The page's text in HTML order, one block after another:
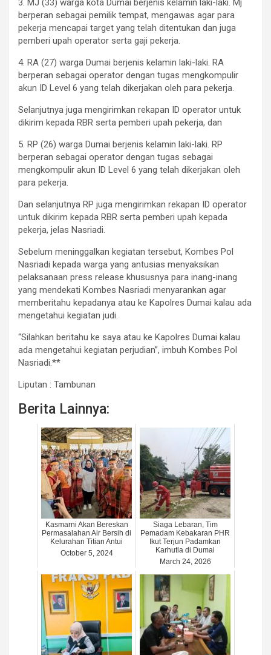
3. MJ (33) warga kota Dumai berjenis kelamin laki-laki. Mj
berperan sebagai pemilik tempat, mengawas agar para
pekerja mencapai target yang telah ditentukan dan juga
pemberi upah operator serta gaji pekerja.
4. RA (27) warga Dumai berjenis kelamin laki-laki. RA
berperan sebagai operator dengan tugas mengkompulir
akun ID Level 6 yang telah dikerjakan oleh para pekerja.
Selanjutnya juga mengirimkan rekapan ID operator untuk
dikirim kepada RBR serta pemberi upah pekerja, dan
5. RP (26) warga Dumai berjenis kelamin laki-laki. RP
berperan sebagai operator dengan tugas sebagai
mengkompulir akun ID Level 6 yang telah dikerjakan oleh
para pekerja.
Dan selanjutnya RP juga mengirimkan rekapan ID operator
untuk dikirim kepada RBR serta pemberi upah kepada
pekerja, jelas Nasriadi.
Sebelum meninggalkan kegiatan tersebut, Kombes Pol
Nasriadi kepada warga yang antusias menyaksikan
pelaksanaan press release khususnya para inang-inang
yang mendekati Kombes Nasriadi menyarankan agar
memberitahu kepadanya atau ke Kapolres Dumai kalau ada
mengetahui kegiatan judi.
“Silahkan beritahu ke saya atau ke Kapolres Dumai kalau
ada mengetahui kegiatan perjudian”, imbuh Kombes Pol
Nasriadi.**
Liputan : Tambunan
Berita Lainnya:
Kasmarni Akan Bereskan
Permasalahan Air Bersih di
Kelurahan Titian Antui
October 5, 2024
Siaga Lebaran, Tim
Pemadam Kebakaran PHR
Ikut Terjun Padamkan
Karhutla di Dumai
March 24, 2026